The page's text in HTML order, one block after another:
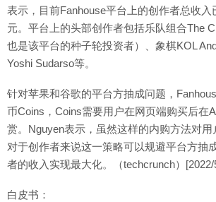
表示，目前Fanhouse平台上的创作者总收入
元。平台上的头部创作者包括乐队组合The
也是该平台的种子轮投资者）、象棋KOL
Yoshi Sudarso等。
针对苹果和谷歌的平台方抽成问题，
币Coins，Coins需要用户在网页端购买后在
赏。Nguyen表示，虽然这样的内购方法对用
对于创作者来说这一策略可以规避平台方抽
者的收入实现最大化。（techcrunch）[2022/
白皮书：